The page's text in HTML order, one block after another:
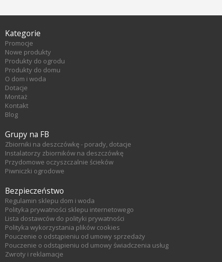
Kategorie
Promocje
Nowe produkty
Produkty do ogrodu
Produkty do domu
O dom i woda
Dotacje
Montaż
Kontakt
Blog
Grupy na FB
Zbiorniki na deszczówkę - porady, dotacje
Instalatorzy zbiorników na deszczówkę
Przydomowe oczyszczalnie ścieków
Piwniczki ogrodowe
Bezpieczeństwo
Regulamin sklepu dom i woda
Polityka prywatności sklepu internetowego
Lista dostawców do polityki prywatności
Polityka wykorzystania plików cookies
Pouczenie o odstąpieniu od umowy sprzedaży
Pouczenie o odstąpieniu od umowy świadczenia usług
Zwroty i reklamacje